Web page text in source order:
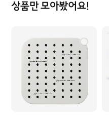
상품만 모아봤어요!